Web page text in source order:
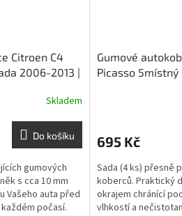
Citroen C4
2006-2013 |
Skladem
Do košíku
gumových
s cca 10 mm
Vašeho auta před
počasí.
Gumové
Picasso
695 Kč
Sada (4 ks) přesně
koberců. Praktický
okrajem chránící
vlhkostí a